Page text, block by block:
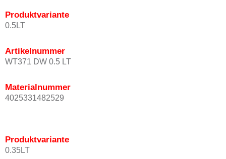
Produktvariante
0.5LT
Artikelnummer
WT371 DW 0.5 LT
Materialnummer
4025331482529
Produktvariante
0.35LT